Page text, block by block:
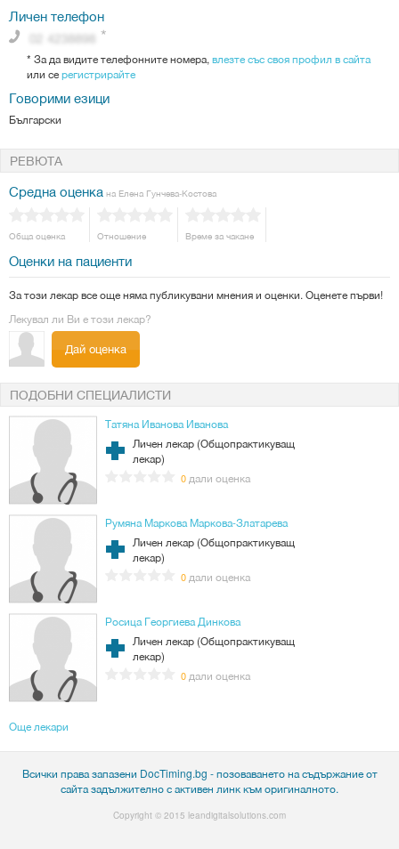
Личен телефон
* За да видите телефонните номера, влезте със своя профил в сайта
или серегистрирайте
Говорими езици
Български
РЕВЮТА
Средна оценка на Елена Гунчева-Костова
Обща оценка Отношение Време за чакане
Оценки на пациенти
За този лекар все още няма публикувани мнения и оценки. Оценете първи!
Лекувал ли Ви е този лекар?
Дай оценка
ПОДОБНИ СПЕЦИАЛИСТИ
Татяна Иванова Иванова
Личен лекар (Общопрактикуващ
лекар)
0 дали оценка
Румяна Маркова Маркова-Златарева
Личен лекар (Общопрактикуващ
лекар)
0 дали оценка
Росица Георгиева Динкова
Личен лекар (Общопрактикуващ
лекар)
0 дали оценка
Още лекари
Всички права запазени DocTiming.bg - позоваването на съдържание от
сайта задължително с активен линк към оригиналното.
Copyright © 2015 leandigitalsolutions.com